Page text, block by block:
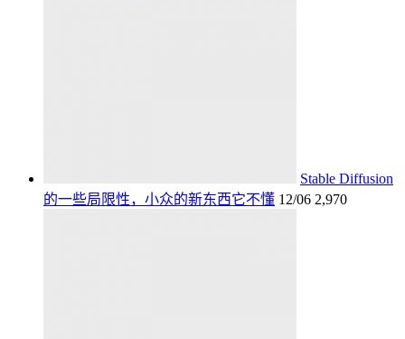
Stable Diffusion
的一些局限性，小众的新东西它不懂 12/06 2,970